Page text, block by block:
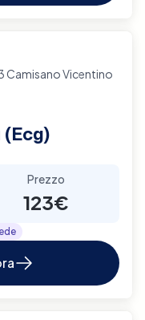
Camisano Vicentino
Prezzo
123€